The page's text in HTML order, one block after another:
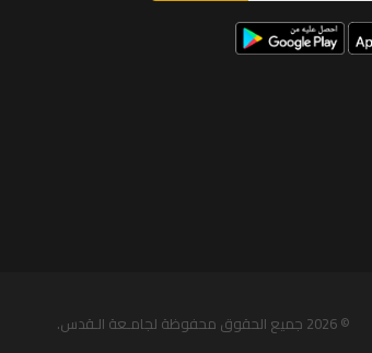
© 2026 جميع الحقوق محفوظة لجامـعة الـقدس.